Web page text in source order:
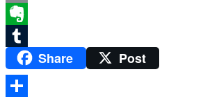
Email
Evernote
TumblrShare Post